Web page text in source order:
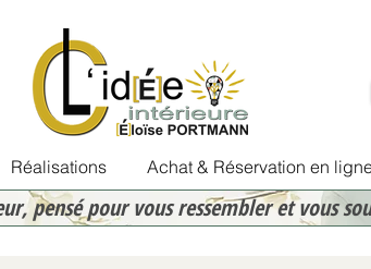
Réalisations Achat & Réservation en
pensé pour vous ressembler et vous